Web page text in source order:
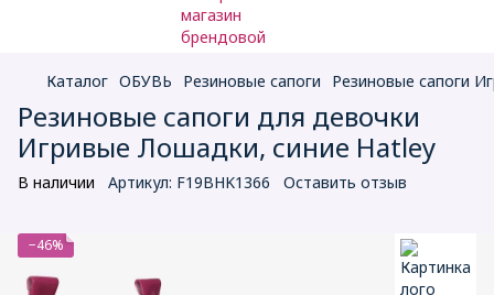
Каталог ОБУВЬ Резиновые сапоги Резиновые сапоги
Резиновые сапоги для девочки
Игривые Лошадки, синие Hatley
В наличии Артикул: F19BHK1366 Оставить отзыв
−46%